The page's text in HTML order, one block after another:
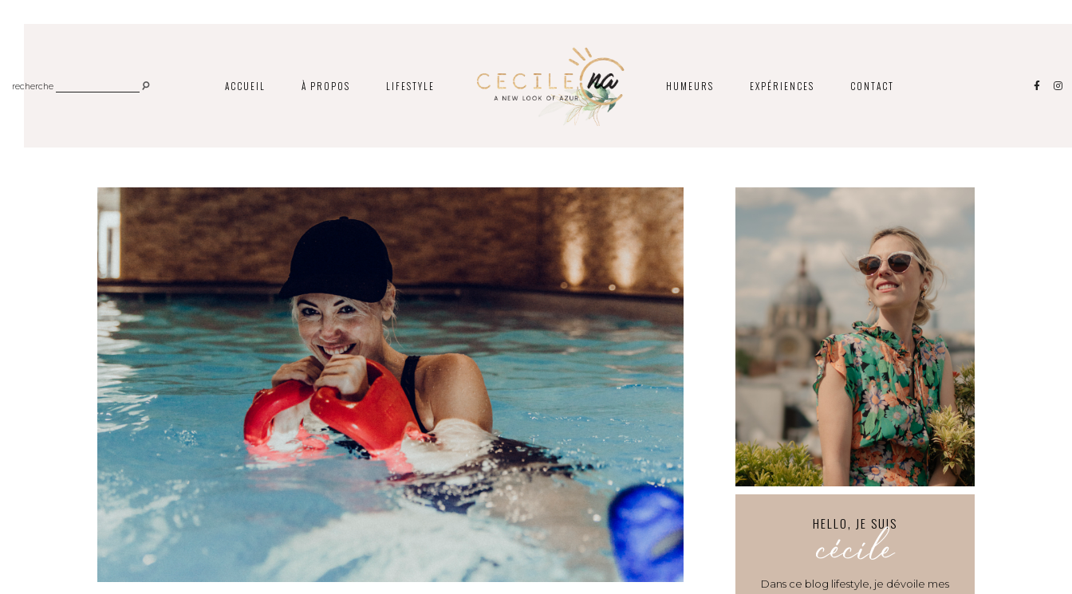
recherche ACCUEIL À PROPOS LIFESTYLE HUMEURS EXPÉRIENCES CONTACT
HELLO, JE SUIS
cécile
Dans ce blog lifestyle, je dévoile mes